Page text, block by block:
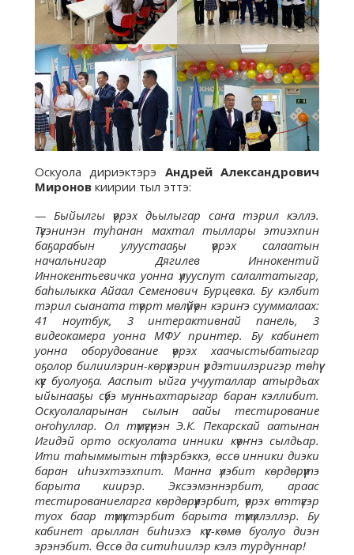
Оскуола дириэктэрэ Андрей Александрович
Миронов киирии тыл эттэ:
— Быйылгы үөрэх дьылыгар саҥа тэрил кэллэ.
Түгэнинэн туһанан махтал тыллары этиэхпин
баҕарабын улуустааҕы үөрэх салаатын
начальнигар Дягилев Иннокентий
Иннокентьевичка уонна үлууспут салалтатыгар,
баһылыкка Айаал Семенович Бурцевка. Бу кэлбит
тэрил сыаната түөрт мөлүйүөн кэриҥэ сууммалаах:
41 ноутбук, 3 интерактивнай панель, 3
видеокамера уонна МФУ принтер. Бу кабинет
уонна оборудование үөрэх хаачыстыбатыгар
оҕолор билиилэрин-көрүүлэрин үрдэтиилэригэр төһүү
күүс буолуоҕа. Ааспыт ыйга учууталлар атырдьах
ыйынааҕы сүбэ мунньахтарыгар баран кэллибит.
Оскуолаларынан сылын аайы тестирование
оҥоһуллар. Ол түмүгүнэн Э.К. Пекарскай аатынан
Игидэй орто оскуолата инники күөҥнэ сылдьар.
Ити таһыммытын түһэрбэккэ, өссө инники диэки
баран иһиэхтээхпит. Манна үлэбит көрдөрүүтэ
барыта киирэр. Эксээмэннэрбит, араас
тестированиеларга көрдөрүүлэрбит, үөрэх өттүгэр
туох баар түмүктэрбит барыта түмүллэллэр. Бу
кабинет арыллан биһиэхэ күүс-көмө буолуо диэн
эрэнэбит. Өссө да ситиһиилэр кэлэ турдуннар!